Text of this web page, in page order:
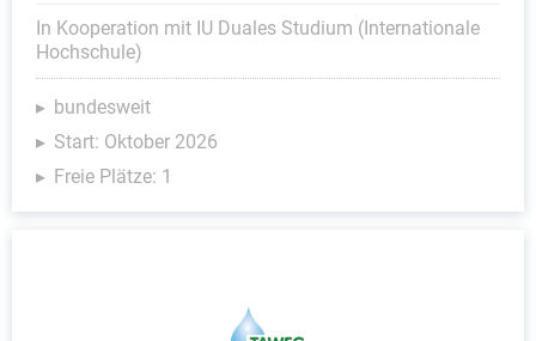
In Kooperation mit IU Duales Studium (Internationale
Hochschule)
bundesweit
Start: Oktober 2026
Freie Plätze: 1